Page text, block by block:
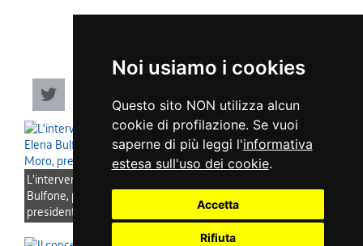
Noi usiamo i cookies
Questo sito NON utilizza alcun
cookie di profilazione. Se vuoi
saperne di più leggi l'informativa
estesa sull'uso dei cookie.
Accetta
Rifiuta
L'intervento del presidente del Cr Fvg, Mauro Bordin, con Elena
Bulfone, presidente di Progetto Autismo, e Pasquale Moro,
presidente di Anbima Fvg